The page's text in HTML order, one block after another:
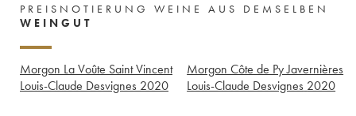
PREISNOTIERUNG WEINE AUS DEMSELBEN
WEINGUT
Morgon La Voûte Saint Vincent
Louis-Claude Desvignes 2020
Morgon Côte de Py Javernières
Louis-Claude Desvignes 2020